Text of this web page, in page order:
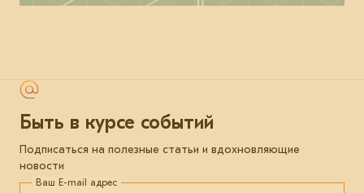
Быть в курсе событий
Подписаться на полезные статьи и вдохновляющие
новости
Ваш E-mail адрес